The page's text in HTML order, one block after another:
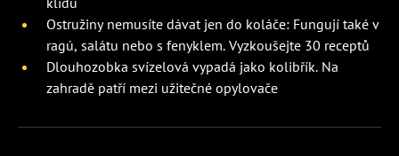
Ostružiny nemusíte dávat jen do koláče: Fungují také v
ragú, salátu nebo s fenyklem. Vyzkoušejte 30 receptů
Dlouhozobka svízelová vypadá jako kolibřík. Na
zahradě patří mezi užitečné opylovače